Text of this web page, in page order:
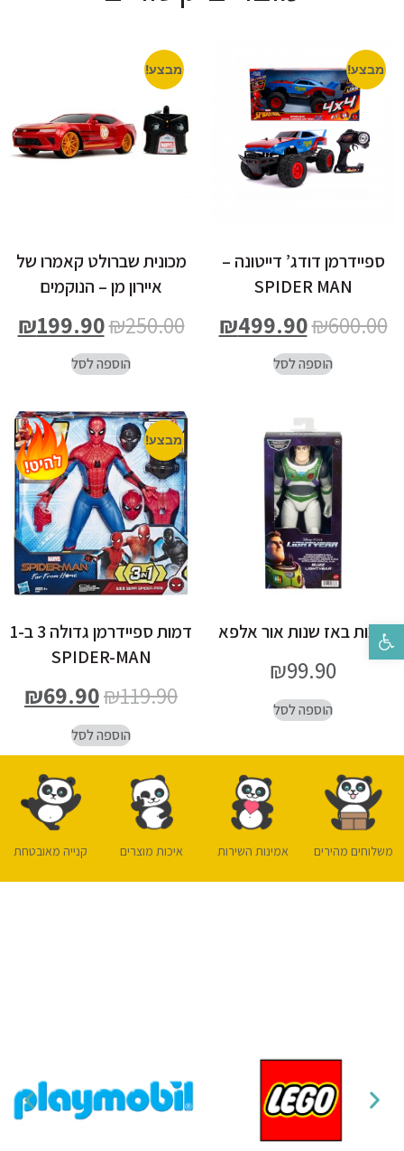
פתח סרגל נגישות
מבצע!
ספיידרמן דודג’ דייטונה –
SPIDER MAN
₪600.00
₪499.90
הוספה לסל
מבצע!
מכונית שברולט קאמרו של
איירון מן – הנוקמים
₪250.00
₪199.90
הוספה לסל
דמות באז שנות אור אלפא
₪99.90
הוספה לסל
מבצע!
דמות ספיידרמן גדולה 3 ב-1
SPIDER-MAN
₪119.90
₪69.90
הוספה לסל
משלוחים מהירים אמינות השירות איכות מוצרים קנייה מאובטחת